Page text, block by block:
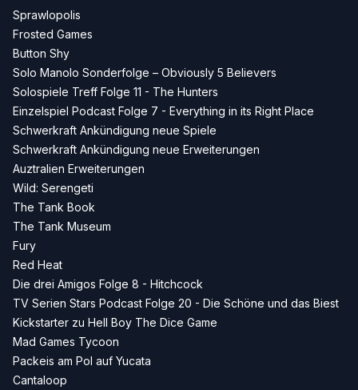
Sprawlopolis
Frosted Games
Button Shy
Solo Manolo Sonderfolge – Obviously 5 Believers
Solospiele Treff Folge 11 - The Hunters
Einzelspiel Podcast Folge 7 - Everything in its Right Place
Schwerkraft Ankündigung neue Spiele
Schwerkraft Ankündigung neue Erweiterungen
Auztralien Erweiterungen
Wild: Serengeti
The Tank Book
The Tank Museum
Fury
Red Heat
Die drei Amigos Folge 8 - Hitchcock
TV Serien Stars Podcast Folge 20 - Die Schöne und das Biest
Kickstarter zu Hell Boy The Dice Game
Mad Games Tycoon
Packeis am Pol auf Yucata
Cantaloop